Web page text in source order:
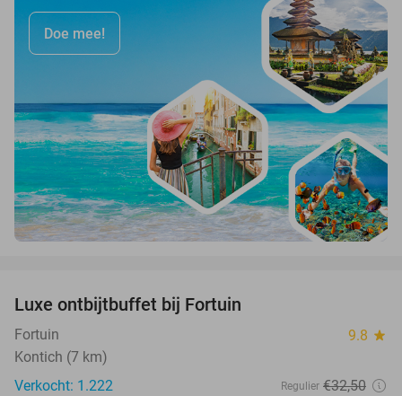
Doe mee!
Luxe ontbijtbuffet bij Fortuin
Fortuin 9.8 star
Kontich (7 km)
Verkocht: 1.222
Regulier €32,50